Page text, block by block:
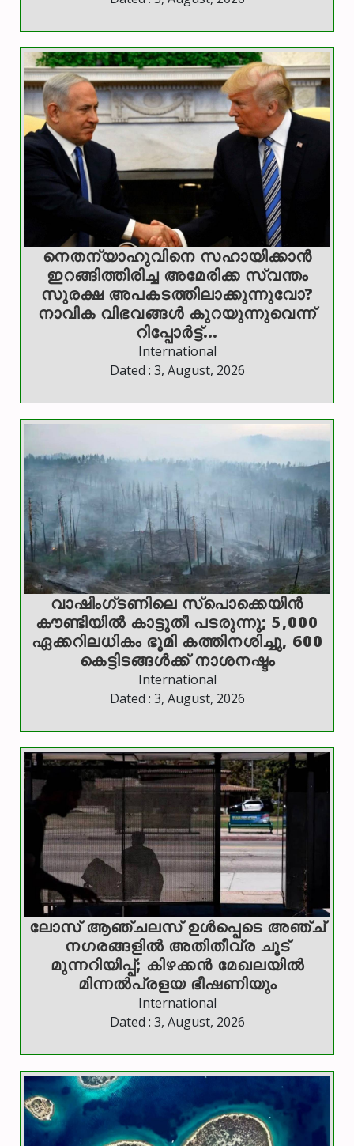
നെതന്യാഹുവിനെ സഹായിക്കാൻ
ഇറങ്ങിത്തിരിച്ച അമേരിക്ക സ്വന്തം
സുരക്ഷ അപകടത്തിലാക്കുന്നുവോ?
നാവിക വിഭവങ്ങൾ കുറയുന്നുവെന്ന്
റിപ്പോർട്ട്…
International
Dated : 3, August, 2026
വാഷിംഗ്ടണിലെ സ്‌പൊക്കെയിന്‍
കൗണ്ടിയില്‍ കാട്ടുതീ പടരുന്നു; 5,000
ഏക്കറിലധികം ഭൂമി കത്തിനശിച്ചു, 600
കെട്ടിടങ്ങള്‍ക്ക് നാശനഷ്ടം
International
Dated : 3, August, 2026
ലോസ് ആഞ്ചലസ് ഉള്‍പ്പെടെ അഞ്ച്
നഗരങ്ങളില്‍ അതിതീവ്ര ചൂട്
മുന്നറിയിപ്പ്; കിഴക്കന്‍ മേഖലയില്‍
മിന്നല്‍പ്രളയ ഭീഷണിയും
International
Dated : 3, August, 2026